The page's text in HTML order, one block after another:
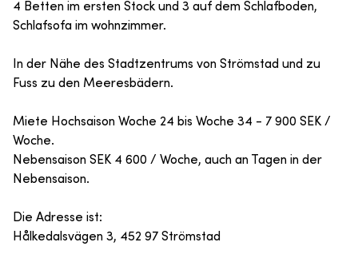
4 Betten im ersten Stock und 3 auf dem Schlafboden,
Schlafsofa im wohnzimmer.
In der Nähe des Stadtzentrums von Strömstad und zu
Fuss zu den Meeresbädern.
Miete Hochsaison Woche 24 bis Woche 34 - 7 900 SEK /
Woche.
Nebensaison SEK 4 600 / Woche, auch an Tagen in der
Nebensaison.
Die Adresse ist:
Hålkedalsvägen 3, 452 97 Strömstad